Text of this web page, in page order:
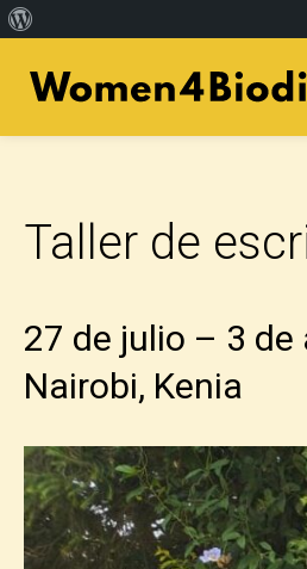
WordPress
Taller de
27 de julio – 3
Nairobi, Kenia